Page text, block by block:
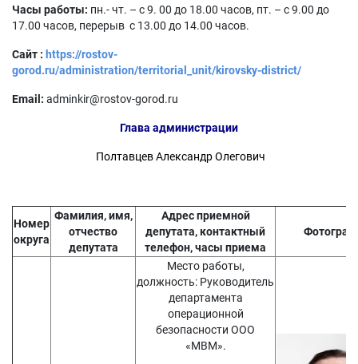
Часы работы: пн.- чт. – с 9. 00 до 18.00 часов, пт. – с 9.00 до
17.00 часов, перерыв с 13.00 до 14.00 часов.
Сайт : https://rostov-
gorod.ru/administration/territorial_unit/kirovsky-district/
Email: adminkir@rostov-gorod.ru
Глава администрации
Полтавцев Александр Олегович
Номер
округа
Фамилия, имя,
отчество
депутата
Адрес приемной
депутата, контактный
телефон, часы приема
Место работы,
должность: Руководитель
департамента
операционной
безопасности ООО
«МВМ».